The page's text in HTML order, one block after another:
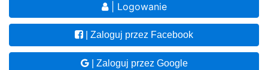
| Logowanie
| Zaloguj przez Facebook
| Zaloguj przez Google